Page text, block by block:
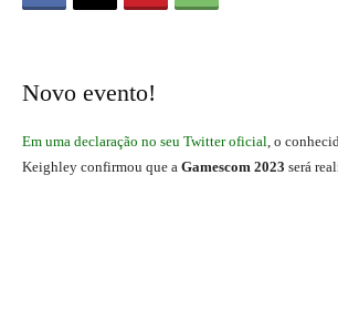
Novo evento!
Em uma declaração no seu Twitter oficial, o
Keighley confirmou que a Gamescom 2023 será